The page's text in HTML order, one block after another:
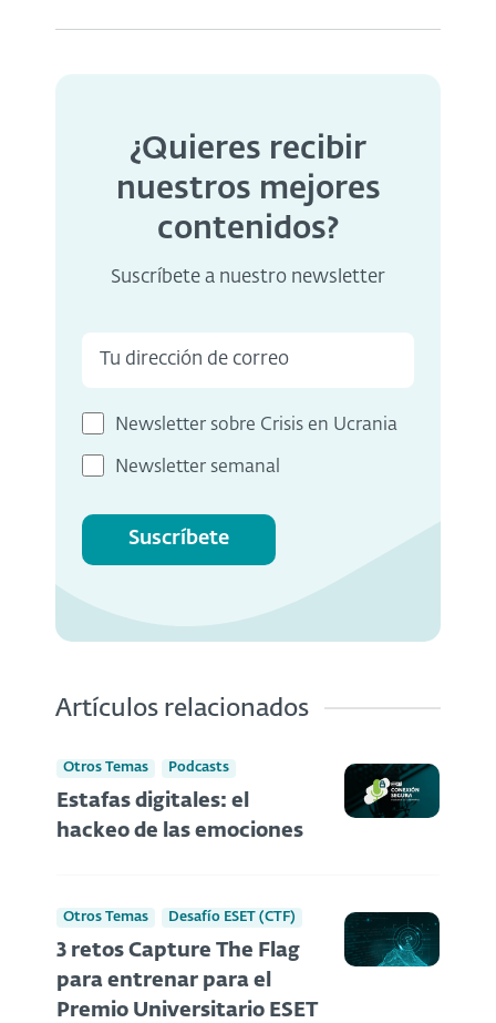
¿Quieres recibir
nuestros mejores
contenidos?
Suscríbete a nuestro newsletter
Newsletter sobre Crisis en Ucrania
Newsletter semanal
Suscríbete
Artículos relacionados
Otros Temas Podcasts
Estafas digitales: el
hackeo de las emociones
Otros Temas Desafío ESET (CTF)
3 retos Capture The Flag
para entrenar para el
Premio Universitario ESET